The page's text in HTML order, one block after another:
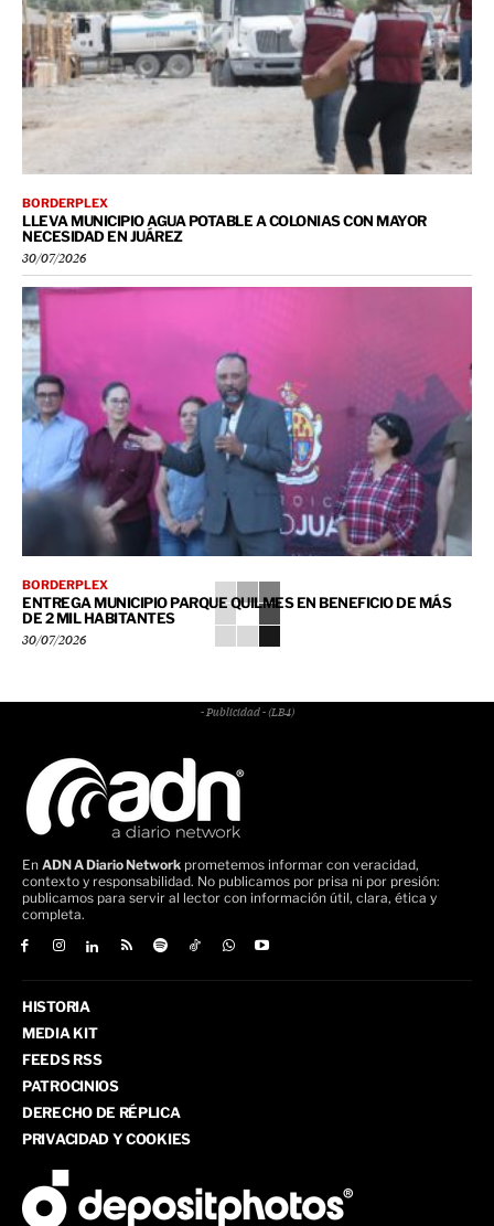
BORDERPLEX
LLEVA MUNICIPIO AGUA POTABLE A COLONIAS CON MAYOR
NECESIDAD EN JUÁREZ
30/07/2026
BORDERPLEX
ENTREGA MUNICIPIO PARQUE QUILMES EN BENEFICIO DE MÁS
DE 2 MIL HABITANTES
30/07/2026
- Publicidad - (LB4)
En ADN A Diario Network prometemos informar con veracidad,
contexto y responsabilidad. No publicamos por prisa ni por presión:
publicamos para servir al lector con información útil, clara, ética y
completa.
HISTORIA
MEDIA KIT
FEEDS RSS
PATROCINIOS
DERECHO DE RÉPLICA
PRIVACIDAD Y COOKIES